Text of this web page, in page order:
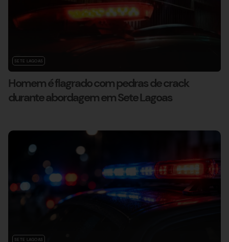
SETE LAGOAS
Homem é flagrado com pedras de crack
durante abordagem em Sete Lagoas
SETE LAGOAS